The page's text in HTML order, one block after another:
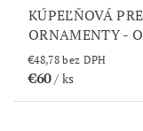
KÚPEĽŇOVÁ
ORNAMENTY -
€48,78 bez DPH
€60/ ks